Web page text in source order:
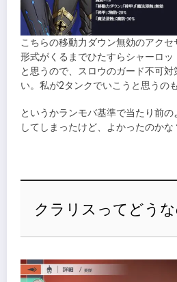
こちらの移動力ダウン無効のアク
形式がくるまでひたすらシャーロ
と思うので、スロウのガード不可
い。私が2タンクでいこうと思うの
というかランモバ基準で当たり前
してしまったけど、よかったのかな
クラリスってどうな